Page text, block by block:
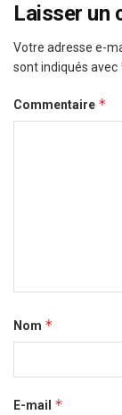
Laisser un
Votre adresse e-
sont indiqués avec
Commentaire *
Nom *
E-mail *